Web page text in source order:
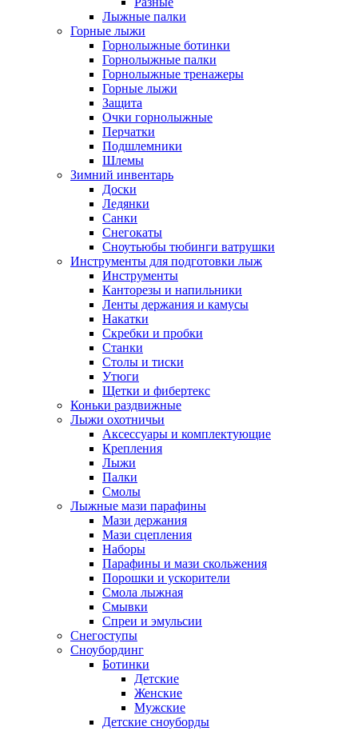
Лыжные палки
Горные лыжи
Горнoлыжные ботинки
Горнолыжные палки
Горнолыжные тренажеры
Горные лыжи
Защита
Очки горнолыжные
Перчатки
Подшлемники
Шлемы
Зимний инвентарь
Доски
Ледянки
Санки
Снегокаты
Сноутьюбы тюбинги ватрушки
Инструменты для подготовки лыж
Инструменты
Канторезы и напильники
Ленты держания и камусы
Накатки
Скребки и пробки
Станки
Столы и тиски
Утюги
Щетки и фибертекс
Коньки раздвижные
Лыжи охотничьи
Аксессуары и комплектующие
Крепления
Лыжи
Палки
Смолы
Лыжные мази парафины
Мази держания
Мази сцепления
Наборы
Парафины и мази скольжения
Порошки и ускорители
Смола лыжная
Смывки
Спреи и эмульсии
Снегоступы
Сноубординг
Ботинки
Детские
Женские
Мужские
Детские сноуборды